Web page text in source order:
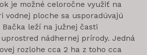
je možné celoročne využiť na
vodnej ploche sa usporadúvajú
Bačka leží na južnej časti
nádhernej prírody. Jedná
rozlohe cca 2 ha z toho cca